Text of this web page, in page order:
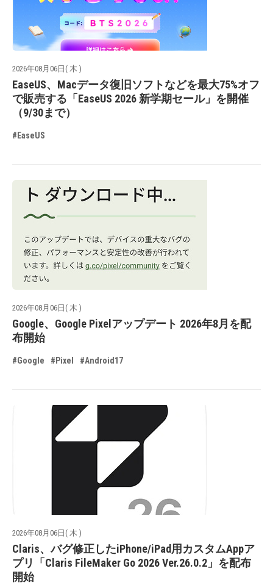
2026年08月06日( 木 )
EaseUS、Macデータ復旧ソフトなどを最大75%オフ
で販売する「EaseUS 2026 新学期セール」を開催
（9/30まで）
#EaseUS
2026年08月06日( 木 )
Google、Google Pixelアップデート 2026年8月を配
布開始
#Google #Pixel #Android17
2026年08月06日( 木 )
Claris、バグ修正したiPhone/iPad用カスタムAppア
プリ「Claris FileMaker Go 2026 Ver.26.0.2」を配布
開始